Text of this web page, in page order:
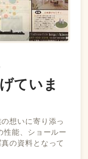
ていま
想いに寄り添っ
性能、ショールー
の資料となって